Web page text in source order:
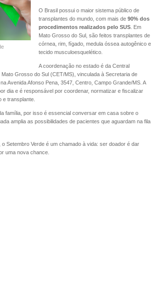
O Brasil possui o maior sistema público de
transplantes do mundo, com mais de 90% dos
procedimentos realizados pelo SUS. Em
Mato Grosso do Sul, são feitos transplantes de
córnea, rim, fígado, medula óssea autogênico e
tecido musculoesquelético.
A coordenação no estado é da Central
Grosso do Sul (CET/MS), vinculada à Secretaria de
Avenida Afonso Pena, 3547, Centro, Campo Grande/MS. A
dia e é responsável por coordenar, normatizar e fiscalizar
e transplante.
família, por isso é essencial conversar em casa sobre o
amplia as possibilidades de pacientes que aguardam na fila
Setembro Verde é um chamado à vida: ser doador é dar
uma nova chance.